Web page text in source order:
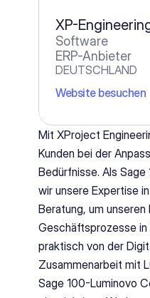
XP-
Software
ERP-Anbieter
DEUTSCHLAND
Website besuchen
Mit XProject
Kunden bei der
Bedürfnisse. Als
wir unsere Expertise
Beratung, um unseren
Geschäftsprozesse in
praktisch von der
Zusammenarbeit mit
Sage 100-Luminovo